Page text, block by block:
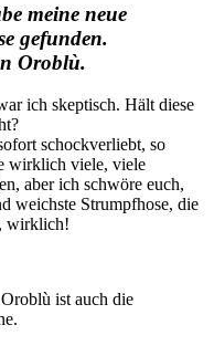
meine neue
gefunden.
Oroblù.
ich skeptisch. Hält diese
schockverliebt, so
wirklich viele, viele
aber ich schwöre euch,
weichste Strumpfhose, die
wirklich!
ist auch die